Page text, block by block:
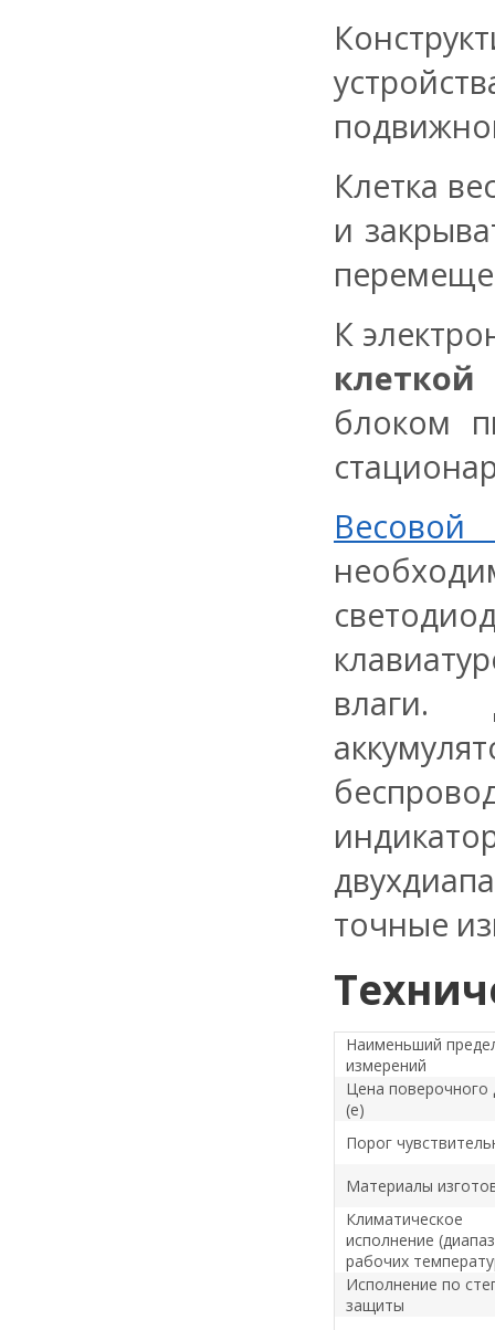
Клетка
и
К
клеткой
блоком
влаги.
точные
Наименьший
измерений
Цена поверочного
(e)
Порог
Материалы
Климатическое
исполнение
рабочих
Исполнение по
защиты